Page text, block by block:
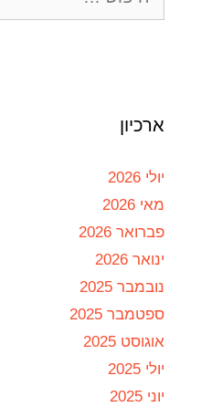
ארכיון
יולי 2026
מאי 2026
פברואר 2026
ינואר 2026
נובמבר 2025
ספטמבר 2025
אוגוסט 2025
יולי 2025
יוני 2025